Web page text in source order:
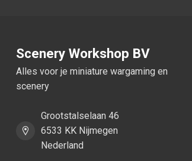
Scenery Workshop BV
Alles voor je miniature wargaming en
scenery
Grootstalselaan 46
6533 KK Nijmegen
Nederland